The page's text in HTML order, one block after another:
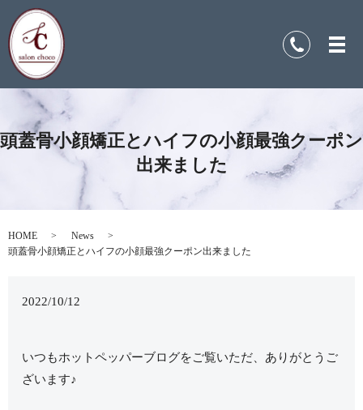
頭蓋骨小顔矯正とハイフの小顔最強クーポン
出来ました
HOME
News
頭蓋骨小顔矯正とハイフの小顔最強クーポン出来ました
2022/10/12
いつもホットペッパーブログをご覧いただ、ありがとうご
ざいます♪